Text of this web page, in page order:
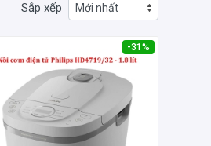
Sắp xếp
-31%